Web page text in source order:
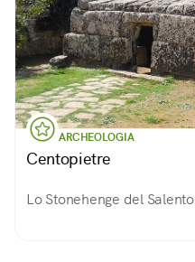
ARCHEOLOGIA
Centopietre
Lo Stonehenge del Salento